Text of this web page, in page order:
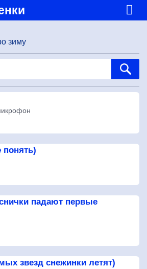
зиму
падают первые
звезд снежинки летят)